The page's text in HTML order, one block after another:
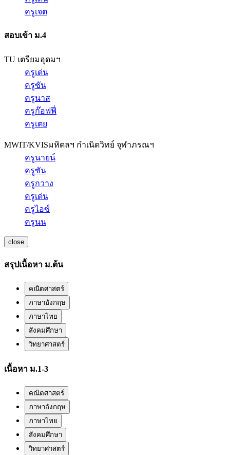
ครูเจต
สอบเข้า ม.4
TU เตรียมอุดมฯ
ครูเด่น
ครูซัน
ครูนาส
ครูก๊อฟฟี่
ครูเตย
MWIT/KVISมหิดลฯ กำเนิดวิทย์ จุฬาภรณฯ
ครูนายน์
ครูซัน
ครูกวาง
ครูเด่น
ครูไอซ์
ครูนน
close
สรุปเนื้อหา ม.ต้น
คณิตศาสตร์
ภาษาอังกฤษ
ภาษาไทย
สังคมศึกษา
วิทยาศาสตร์
เนื้อหา ม.1-3
คณิตศาสตร์
ภาษาอังกฤษ
ภาษาไทย
สังคมศึกษา
วิทยาศาสตร์